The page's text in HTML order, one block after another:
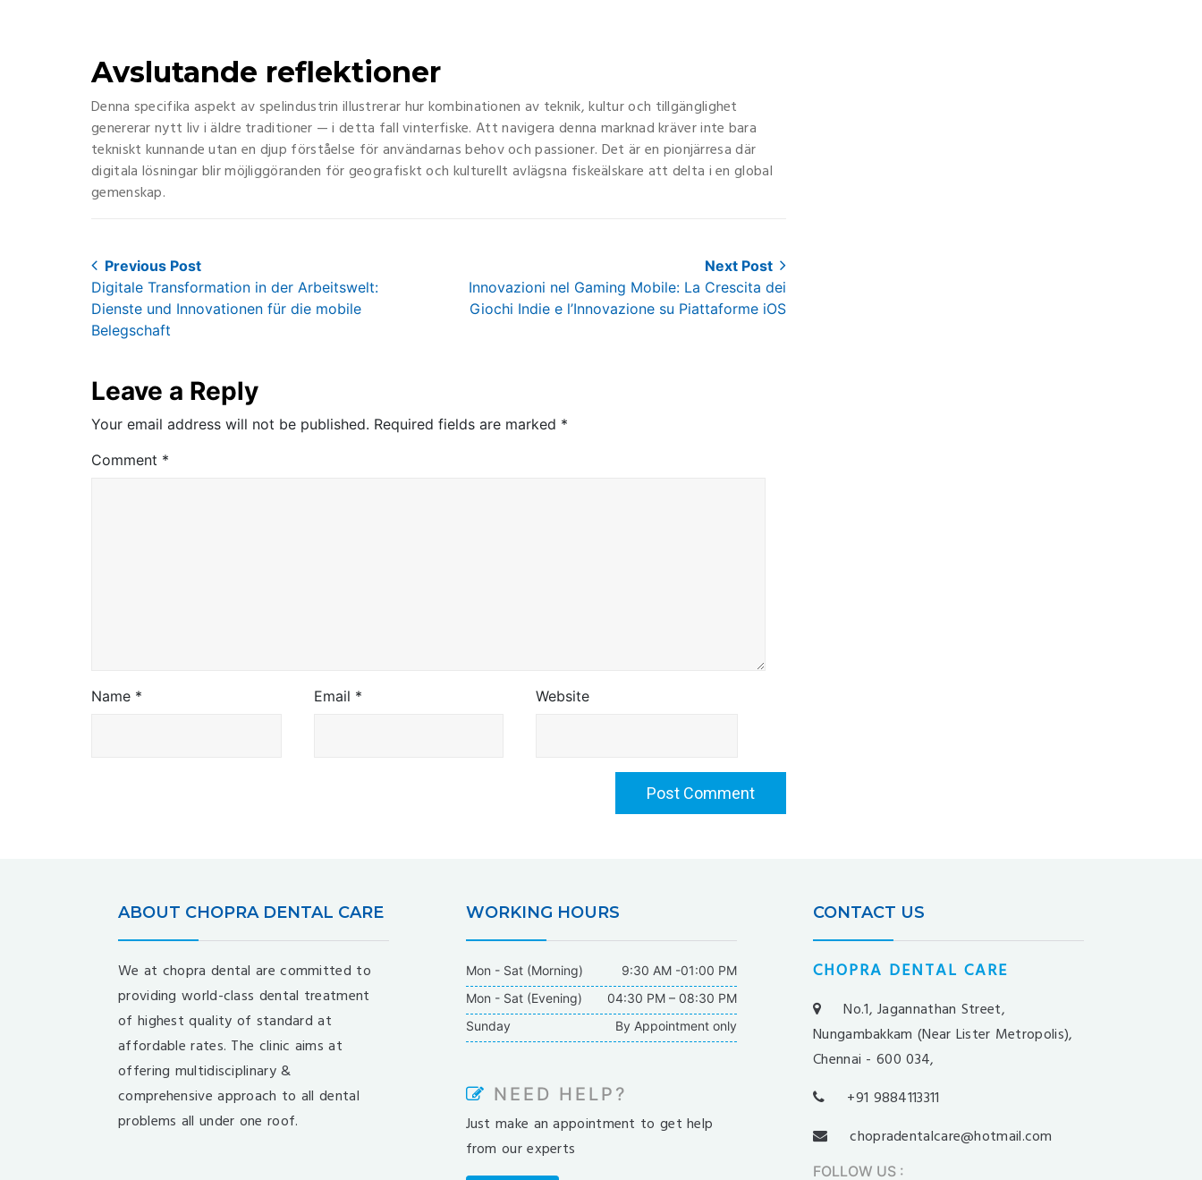
Avslutande reflektioner
Denna specifika aspekt av spelindustrin illustrerar hur kombinationen av teknik, kultur och tillgänglighet
genererar nytt liv i äldre traditioner — i detta fall vinterfiske. Att navigera denna marknad kräver inte bara
tekniskt kunnande utan en djup förståelse för användarnas behov och passioner. Det är en pionjärresa där
digitala lösningar blir möjliggöranden för geografiskt och kulturellt avlägsna fiskeälskare att delta i en global
gemenskap.
Post
navigation
Previous Post
Previous
post:
Digitale Transformation in der Arbeitswelt:
Dienste und Innovationen für die mobile
Belegschaft
Next Post
Next
post:
Innovazioni nel Gaming Mobile: La Crescita dei
Giochi Indie e l’Innovazione su Piattaforme iOS
Leave a Reply
Your email address will not be published. Required fields are marked *
Comment *
Name * Email * Website
ABOUT CHOPRA DENTAL CARE
We at chopra dental are committed to
providing world-class dental treatment
of highest quality of standard at
affordable rates. The clinic aims at
offering multidisciplinary &
comprehensive approach to all dental
problems all under one roof.
WORKING HOURS
Mon - Sat (Morning)
9:30 AM -01:00 PM
Mon - Sat (Evening)
04:30 PM – 08:30 PM
Sunday
By Appointment only
NEED HELP?
Just make an appointment to get help
from our experts
CONTACT US
CHOPRA DENTAL CARE
No.1, Jagannathan Street,
Nungambakkam (Near Lister Metropolis),
Chennai - 600 034,
+91 9884113311
chopradentalcare@hotmail.com
FOLLOW US :